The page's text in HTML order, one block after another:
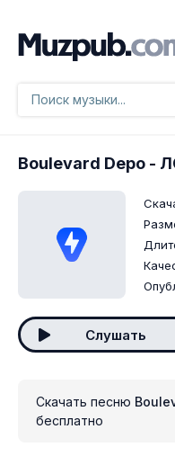
Boulevard Depo -
Слушать
Скачать песню
бесплатно